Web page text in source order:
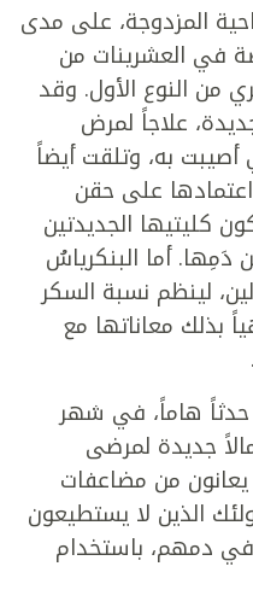
المزدوجة، على مدى
في العشرينات من
من النوع الأول. وقد
علاجاً لمرض
به، وتلقت أيضاً
على حقن
كليتيها الجديدتين
أما البنكرياسُ
لينظم نسبة السكر
بذلك معاناتها مع
حدثاً هاماً، في شهر
جديدة لمرضى
من مضاعفات
الذين لا يستطيعون
دمهم، باستخدام